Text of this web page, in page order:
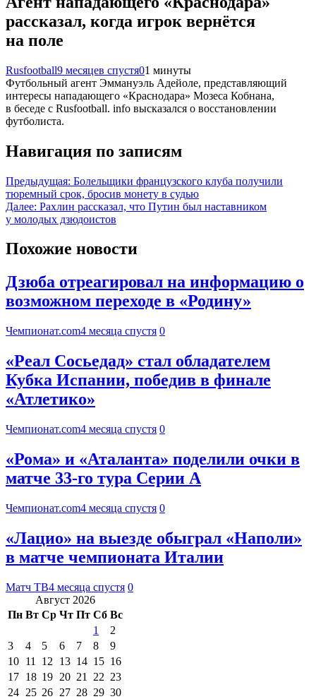
рассказал, когда игрок вернётся
на поле
Rusfootball9 месяцев спустя01 минуты
Футбольный агент Эммануэль Адейоле, представляющий
интересы нападающего «Краснодара» Мозеса Кобнана,
в беседе с Rusfootball. info высказался о восстановлении
футболиста.
Навигация по записям
Предыдущая: Болельщики французского клуба получили
тюремный срок, бросив монету в судью
Далее: Рахлин рассказал, что Путин был наставником
у молодых дзюдоистов
Похожие новости
Дзюба отреагировал на информацию о
возможном переходе в «Родину»
Чемпионат.com4 месяца спустя 0
«Реал Сосьедад» стал обладателем
Кубка Испании, победив в финале
«Атлетико»
Чемпионат.com4 месяца спустя 0
«Рома» и «Аталанта» поделили очки в
матче 33-го тура Серии А
Чемпионат.com4 месяца спустя 0
«Лацио» на выезде обыграл «Наполи»
в матче чемпионата Италии
Матч ТВ4 месяца спустя 0
Август 2026
Пн Вт Ср Чт Пт Сб Вс
1
2
3
4 5 6 7 8
9
10 11 12 13 14 15 16
17 18 19 20 21 22 23
24 25 26 27 28 29 30